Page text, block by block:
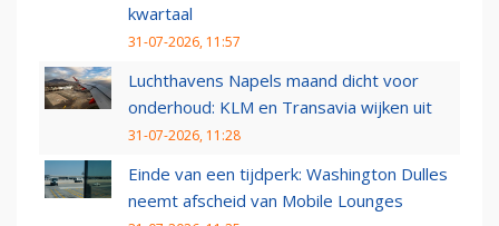
kwartaal
31-07-2026, 11:57
Luchthavens Napels maand dicht voor
onderhoud: KLM en Transavia wijken uit
31-07-2026, 11:28
Einde van een tijdperk: Washington Dulles
neemt afscheid van Mobile Lounges